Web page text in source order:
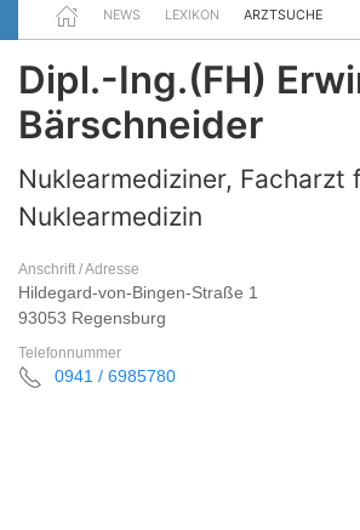
NEWS LEXIKON ARZTSUCHE
Dipl.-Ing.(FH)
Bärschneider
Nuklearmediziner, Facharzt
Nuklearmedizin
Anschrift / Adresse
Hildegard-von-Bingen-Straße 1
93053 Regensburg
Telefonnummer
0941 / 6985780